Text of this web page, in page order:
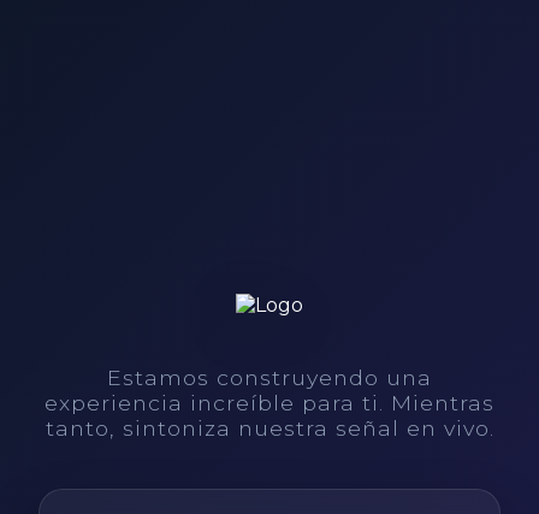
Estamos construyendo una
experiencia increíble para ti. Mientras
tanto, sintoniza nuestra señal en vivo.